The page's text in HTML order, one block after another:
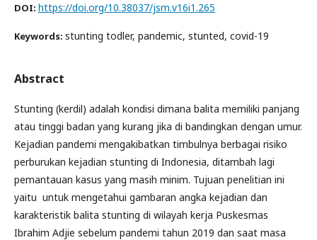
DOI: https://doi.org/10.38037/jsm.v16i1.265
Keywords: stunting todler, pandemic, stunted, covid-19
Abstract
Stunting (kerdil) adalah kondisi dimana balita memiliki panjang
atau tinggi badan yang kurang jika di bandingkan dengan umur.
Kejadian pandemi mengakibatkan timbulnya berbagai risiko
perburukan kejadian stunting di Indonesia, ditambah lagi
pemantauan kasus yang masih minim. Tujuan penelitian ini
yaitu untuk mengetahui gambaran angka kejadian dan
karakteristik balita stunting di wilayah kerja Puskesmas
Ibrahim Adjie sebelum pandemi tahun 2019 dan saat masa